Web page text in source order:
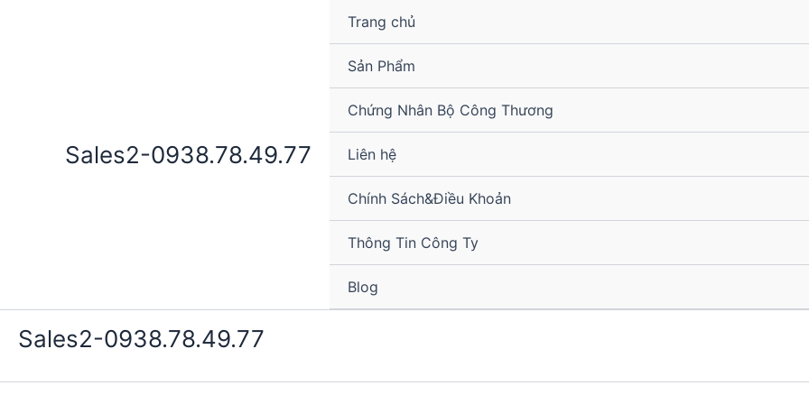
Sales2-0938.78.49.77
Trang chủ
Sản Phẩm
Chứng Nhân Bộ Công Thương
Liên hệ
Chính Sách&Điều Khoản
Thông Tin Công Ty
Blog
Sales2-0938.78.49.77